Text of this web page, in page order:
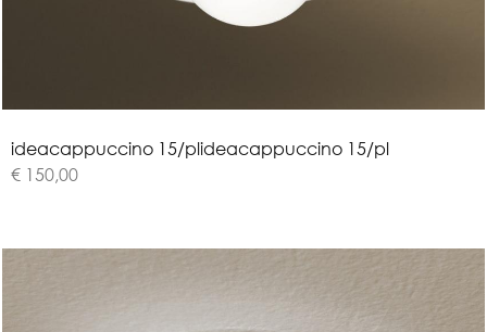
ideacappuccino 15/plideacappuccino 15/pl
€ 150,00